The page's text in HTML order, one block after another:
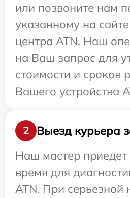
или позвоните нам
указанному на
центра ATN. Наш
на Ваш запрос для
стоимости и сроков
Вашего устройства
2
Выезд курьера
Наш мастер приедет
время для
ATN. При серьезной